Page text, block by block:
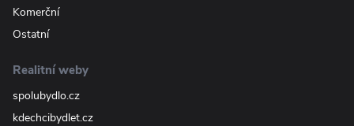
Komerční
Ostatní
Realitní weby
spolubydlo.cz
kdechcibydlet.cz